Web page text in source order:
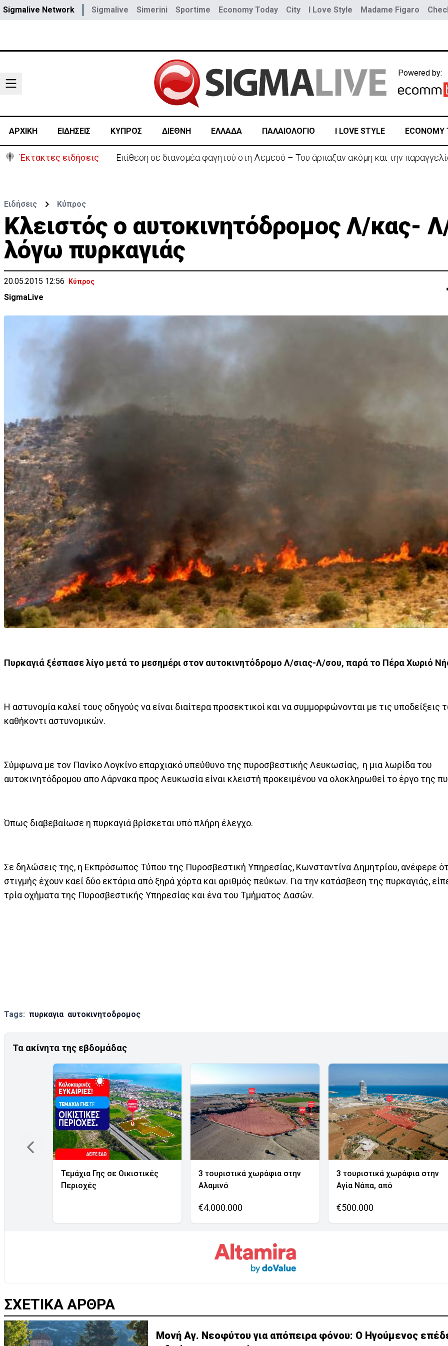
Sigmalive Network Sigmalive Simerini Sportime Economy Today City I Love Style Madame Figaro
Powered by:
ΑΡΧΙΚΗ ΕΙΔΗΣΕΙΣ ΚΥΠΡΟΣ ΔΙΕΘΝΗ ΕΛΛΑΔΑ ΠΑΛΑΙΟΛΟΓΙΟ I LOVE STYLE ECONOMY
Έκτακτες ειδήσεις Επίθεση σε διανομέα φαγητού στη Λεμεσό – Του άρπαξαν ακόμη και την
Ειδήσεις Κύπρος
Κλειστός ο αυτοκινητόδρομος Λ/κας-
λόγω πυρκαγιάς
20.05.2015 12:56 Κύπρος
SigmaLive
Πυρκαγιά ξέσπασε λίγο μετά το μεσημέρι στον αυτοκινητόδρομο Λ/σιας-Λ/σου, παρά το Πέρα Χωριό
Η αστυνομία καλεί τους οδηγούς να είναι διαίτερα προσεκτικοί και να συμμορφώνονται με τις υποδείξεις
καθήκοντι αστυνομικών.
Σύμφωνα με τον Πανίκο Λογκίνο επαρχιακό υπεύθυνο της πυροσβεστικής Λευκωσίας, η μια λωρίδα του
αυτοκινητόδρομου απο Λάρνακα προς Λευκωσία είναι κλειστή προκειμένου να ολοκληρωθεί το έργο της
Όπως διαβεβαίωσε η πυρκαγιά βρίσκεται υπό πλήρη έλεγχο.
Σε δηλώσεις της, η Εκπρόσωπος Τύπου της Πυροσβεστική Υπηρεσίας, Κωνσταντίνα Δημητρίου, ανέφερε
στιγμής έχουν καεί δύο εκτάρια από ξηρά χόρτα και αριθμός πεύκων. Για την κατάσβεση της πυρκαγιάς,
τρία οχήματα της Πυροσβεστικής Υπηρεσίας και ένα του Τμήματος Δασών.
Tags: πυρκαγια αυτοκινητοδρομος
Τα ακίνητα της εβδομάδας
Τεμάχια Γης σε Οικιστικές
Περιοχές
3 τουριστικά χωράφια στην
Αλαμινό
€4.000.000
3 τουριστικά χωράφια στην
Αγία Νάπα, από
€500.000
ΣΧΕΤΙΚΑ ΑΡΘΡΑ
Μονή Αγ. Νεοφύτου για απόπειρα φόνου: Ο Ηγούμενος